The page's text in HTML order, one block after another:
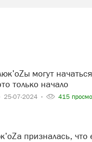
только начало
25-07-2024 415
призналась, что